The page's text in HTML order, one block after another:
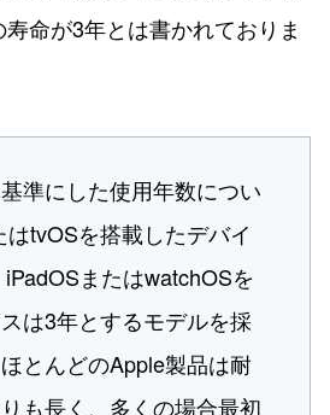
命が3年とは書かれておりま
準にした使用年数につい
tvOSを搭載したデバイ
またはwatchOSを
は3年とするモデルを採
とんどのApple製品は耐
も長く、多くの場合最初